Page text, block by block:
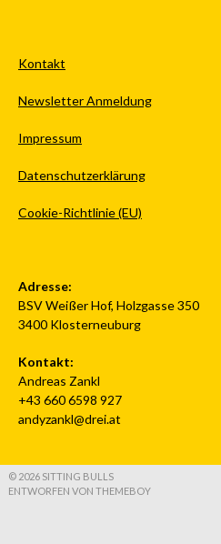
Kontakt
Newsletter Anmeldung
Impressum
Datenschutzerklärung
Cookie-Richtlinie (EU)
Adresse:
BSV Weißer Hof, Holzgasse 350
3400 Klosterneuburg
Kontakt:
Andreas Zankl
+43 660 6598 927
andyzankl@drei.at
© 2026 SITTING BULLS
ENTWORFEN VON THEMEBOY